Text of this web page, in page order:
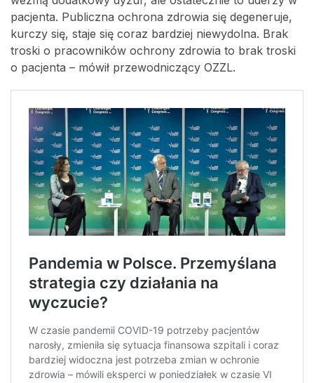
pacjenta. Publiczna ochrona zdrowia się degeneruje,
kurczy się, staje się coraz bardziej niewydolna. Brak
troski o pracowników ochrony zdrowia to brak troski
o pacjenta – mówił przewodniczący OZZL.